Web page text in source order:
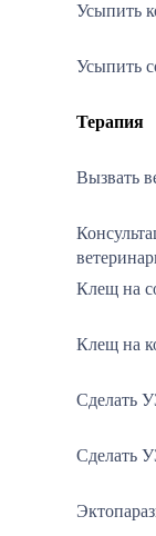
Усыпить
Усыпить
Терапия
Вызвать
Клещ на
Клещ на
Сделать
Сделать